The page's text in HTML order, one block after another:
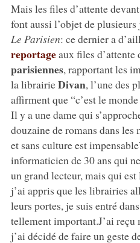
Mais les files d’attente
font aussi l’objet de
Le Parisien: ce dernier a
reportageaux files d’attente
parisiennes, rapportant les
la librairieDivan, l’une des
affirment que “c’est le
Il y a une dame qui
douzaine de romans dans les
et sans culture est
informaticien de 30 ans qui
un grand lecteur, mais qui
j’ai appris que les librairies
leurs portes, je suis entré
tellement important.J’ai reçu
j’ai décidé de faire un geste